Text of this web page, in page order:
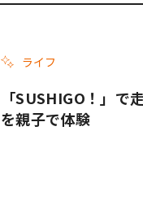
ライフ
「SUSHIGO！」
を親子で体験